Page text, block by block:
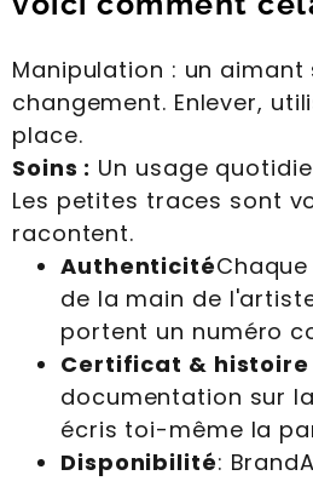
Manipulation : un
changement. Enlever,
place.
Soins : Un usage
Les petites traces sont
racontent.
Authenticité
de la main de
portent un numéro
Certificat & histoire
documentation sur
écris toi-même la
Disponibilité: